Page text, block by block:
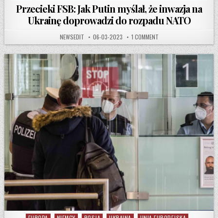
Przecieki FSB: Jak Putin myślał, że inwazja na
Ukrainę doprowadzi do rozpadu NATO
AUTHOR:
NEWSEDIT PUBLISHED DATE:
06-03-2023 1 COMMENTON PRZECIEKI FSB: JAK